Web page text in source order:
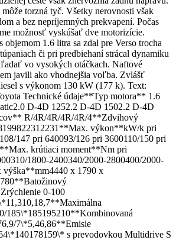
torzná tyč. Všetky nerovnosti však
a bez nepríjemných prekvapení. Počas
možnosť vyskúšať dve motorizície.
objemom 1.6 litra sa zdal pre Verso trocha
či pri predbiehaní strácal dynamiku
vo vysokých otáčkach. Naftové
javili ako vhodnejšia voľba. Zvlášť
s výkonom 130 kW (177 k). Text:
Technické údaje**Typ motora** 1.6
D-4D 1252.2 D-4D 1502.2 D-4D
R/4R/4R/4R/4R/4**Zdvihový
výkon**kW/k pri
147 pri 640093/126 pri 3600110/150 pri
krútiaci moment**Nm pri
1800-2400340/2000-2800400/2000-
x 1790 x
0-100
185\*185195210**Kombinovaná
7\*5,46,86**Emisie
s prevodovkou Multidrive S